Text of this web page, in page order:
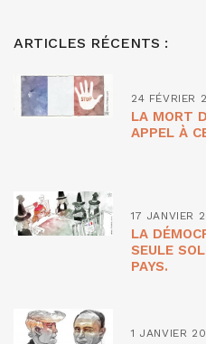
ARTICLES RÉCENTS :
24 FÉVRIER
LA MORT
APPEL À
17 JANVIER
LA
SEULE
PAYS.
1 JANVIER